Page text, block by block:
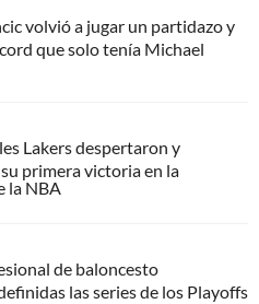
volvió a jugar un partidazo y
que solo tenía Michael
Lakers despertaron y
primera victoria en la
la NBA
de baloncesto
las series de los Playoffs